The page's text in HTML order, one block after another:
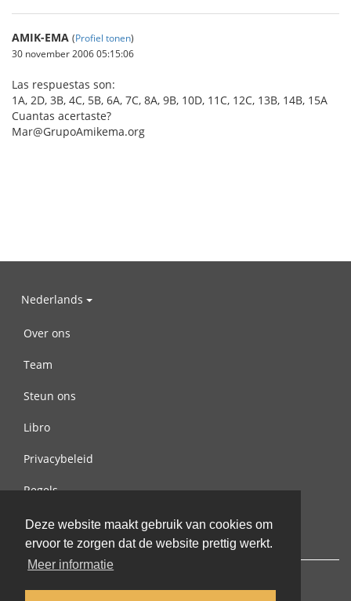
Deze website maakt gebruik van cookies om
ervoor te zorgen dat de website prettig werkt.
Meer informatie
AMIK-EMA (Profiel tonen)
30 november 2006 05:15:06
Las respuestas son:
1A, 2D, 3B, 4C, 5B, 6A, 7C, 8A, 9B, 10D, 11C, 12C, 13B, 14B, 15A
Cuantas acertaste?
Mar@GrupoAmikema.org
Nederlands
Over ons
Team
Steun ons
Libro
Privacybeleid
Regels
Contact met ons opnemen